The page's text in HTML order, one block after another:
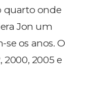
quarto onde
Jon um
se os anos. O
2005 e